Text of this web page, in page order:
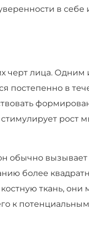
в
черт лица. Одним
постепенно в
рост
обычно
более
ткань,
к